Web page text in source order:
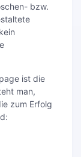
bzw.
ist die
man,
zum Erfolg